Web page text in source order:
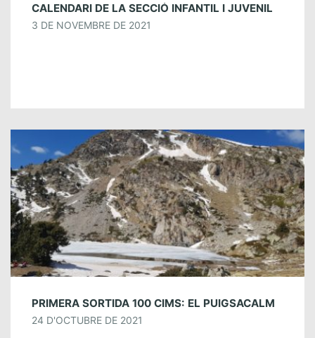
CALENDARI DE LA SECCIÓ INFANTIL I JUVENIL
3 DE NOVEMBRE DE 2021
PRIMERA SORTIDA 100 CIMS: EL PUIGSACALM
24 D'OCTUBRE DE 2021